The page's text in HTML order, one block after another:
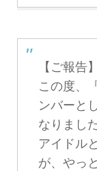
【ご報告】
この度、
ンバーと
なりまし
アイドル
が、やっ